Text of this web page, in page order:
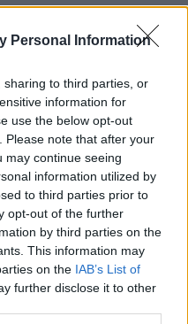
Personal Information
to third parties, or
information for
use the below opt-out
Please note that after your
may continue seeing
information utilized by
to third parties prior to
opt-out of the further
by third parties on the
This information may
on the IAB’s List of
further disclose it to other